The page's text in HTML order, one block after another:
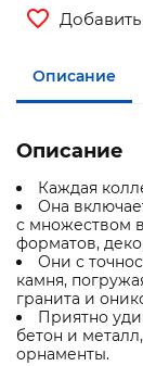
Описание
Описание
Каждая
Она
с множеством
форматов,
Они с
камня,
гранита и
Приятно
бетон и
орнаменты.